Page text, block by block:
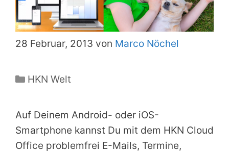
28 Februar, 2013 von Marco Nöchel
Kategorien
HKN Welt
Auf Deinem Android- oder iOS-
Smartphone kannst Du mit dem HKN Cloud
Office problemfrei E-Mails, Termine,